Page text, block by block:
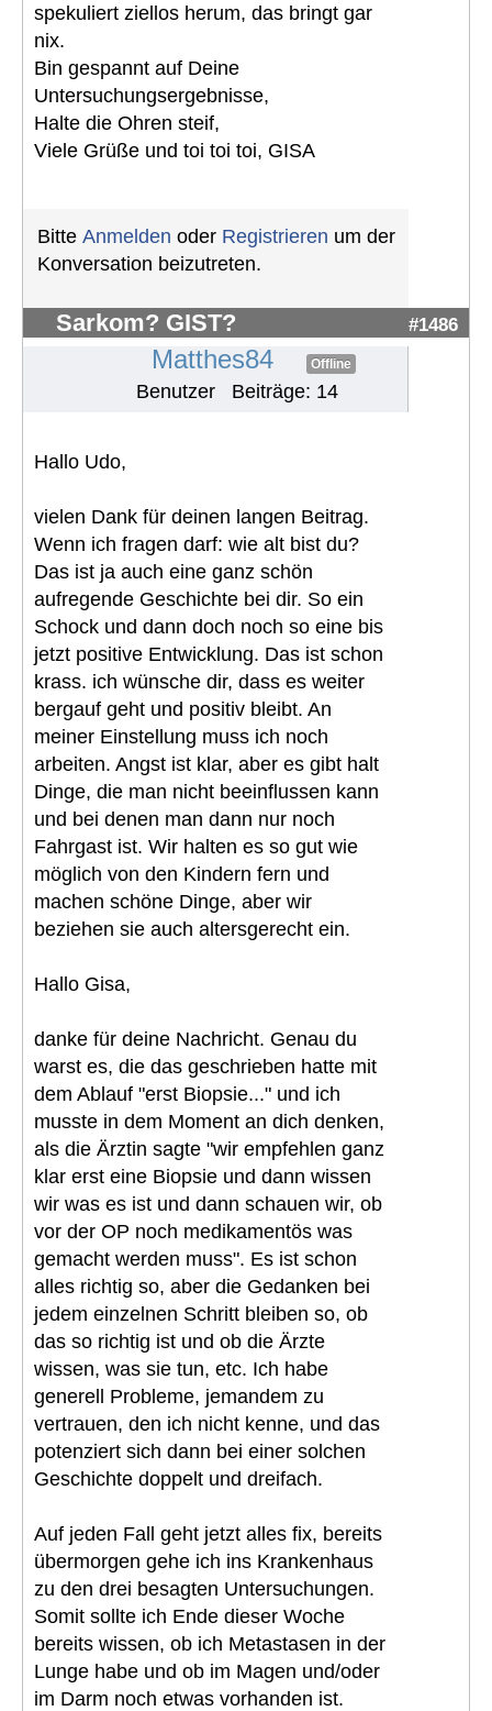
spekuliert ziellos herum, das bringt gar
nix.
Bin gespannt auf Deine
Untersuchungsergebnisse,
Halte die Ohren steif,
Viele Grüße und toi toi toi, GISA
Bitte Anmelden oder Registrieren um der
Konversation beizutreten.
Sarkom? GIST? #1486
Matthes84 Offline
Benutzer Beiträge: 14
Hallo Udo,
vielen Dank für deinen langen Beitrag.
Wenn ich fragen darf: wie alt bist du?
Das ist ja auch eine ganz schön
aufregende Geschichte bei dir. So ein
Schock und dann doch noch so eine bis
jetzt positive Entwicklung. Das ist schon
krass. ich wünsche dir, dass es weiter
bergauf geht und positiv bleibt. An
meiner Einstellung muss ich noch
arbeiten. Angst ist klar, aber es gibt halt
Dinge, die man nicht beeinflussen kann
und bei denen man dann nur noch
Fahrgast ist. Wir halten es so gut wie
möglich von den Kindern fern und
machen schöne Dinge, aber wir
beziehen sie auch altersgerecht ein.
Hallo Gisa,
danke für deine Nachricht. Genau du
warst es, die das geschrieben hatte mit
dem Ablauf "erst Biopsie..." und ich
musste in dem Moment an dich denken,
als die Ärztin sagte "wir empfehlen ganz
klar erst eine Biopsie und dann wissen
wir was es ist und dann schauen wir, ob
vor der OP noch medikamentös was
gemacht werden muss". Es ist schon
alles richtig so, aber die Gedanken bei
jedem einzelnen Schritt bleiben so, ob
das so richtig ist und ob die Ärzte
wissen, was sie tun, etc. Ich habe
generell Probleme, jemandem zu
vertrauen, den ich nicht kenne, und das
potenziert sich dann bei einer solchen
Geschichte doppelt und dreifach.
Auf jeden Fall geht jetzt alles fix, bereits
übermorgen gehe ich ins Krankenhaus
zu den drei besagten Untersuchungen.
Somit sollte ich Ende dieser Woche
bereits wissen, ob ich Metastasen in der
Lunge habe und ob im Magen und/oder
im Darm noch etwas vorhanden ist.